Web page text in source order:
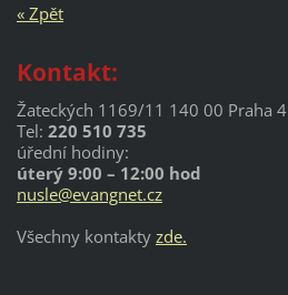
« Zpět
Kontakt:
Žateckých 1169/11 140 00 Praha 4
Tel: 220 510 735
úřední hodiny:
úterý 9:00 – 12:00 hod
nusle@evangnet.cz
Všechny kontakty zde.